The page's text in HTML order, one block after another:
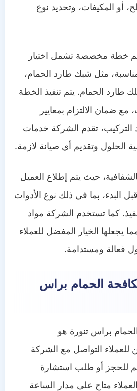
أو المكيفات، وتحديد نوع
خطة مخصصة تشمل اختيار
مثل شبك طارد الحمام،
طارد الحمام. يتم تنفيذ الخطة
ضمان الالتزام بمعايير
التركيب، تقدم الشركة خدمات
الحلول وتقديم أي صيانة لازمة.
حيث يتم إطلاع العميل
البدء، بما في ذلك نوع الأدوات
كما تستخدم الشركة مواد
يجعلها الخيار المفضل للعملاء
فعالة ومستدامة.
الحمام براس
براس تنورة هو
يمكن للعملاء التواصل مع الشركة
للحجز أو طلب استشارة
متاح على مدار الساعة